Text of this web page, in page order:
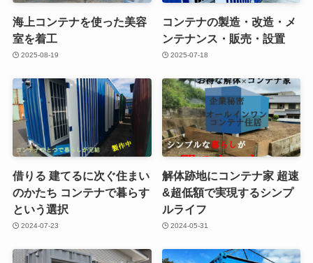
海上コンテナを使った美容
室を着工
2025-08-19
コンテナの製造・改造・メ
ンテナンス・販売・設置
2025-07-18
借りる 建てるに次ぐ住まい
のかたち コンテナで暮らす
という選択
2024-07-23
解体跡地にコンテナ家 超速
&超低額で実現するシンプ
ルライフ
2024-05-31